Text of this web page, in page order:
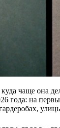
чаще она
года: на